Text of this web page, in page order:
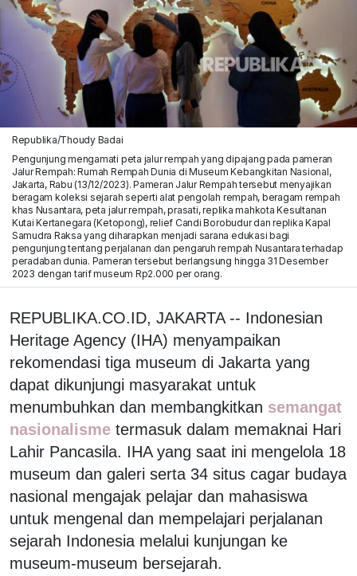
Republika/Thoudy Badai
Pengunjung mengamati peta jalur rempah yang dipajang pada pameran
Jalur Rempah: Rumah Rempah Dunia di Museum Kebangkitan Nasional,
Jakarta, Rabu (13/12/2023). Pameran Jalur Rempah tersebut menyajikan
beragam koleksi sejarah seperti alat pengolah rempah, beragam rempah
khas Nusantara, peta jalur rempah, prasati, replika mahkota Kesultanan
Kutai Kertanegara (Ketopong), relief Candi Borobudur dan replika Kapal
Samudra Raksa yang diharapkan menjadi sarana edukasi bagi
pengunjung tentang perjalanan dan pengaruh rempah Nusantara terhadap
peradaban dunia. Pameran tersebut berlangsung hingga 31 Desember
2023 dengan tarif museum Rp2.000 per orang.
REPUBLIKA.CO.ID, JAKARTA -- Indonesian
Heritage Agency (IHA) menyampaikan
rekomendasi tiga museum di Jakarta yang
dapat dikunjungi masyarakat untuk
menumbuhkan dan membangkitkan semangat
nasionalisme termasuk dalam memaknai Hari
Lahir Pancasila. IHA yang saat ini mengelola 18
museum dan galeri serta 34 situs cagar budaya
nasional mengajak pelajar dan mahasiswa
untuk mengenal dan mempelajari perjalanan
sejarah Indonesia melalui kunjungan ke
museum-museum bersejarah.